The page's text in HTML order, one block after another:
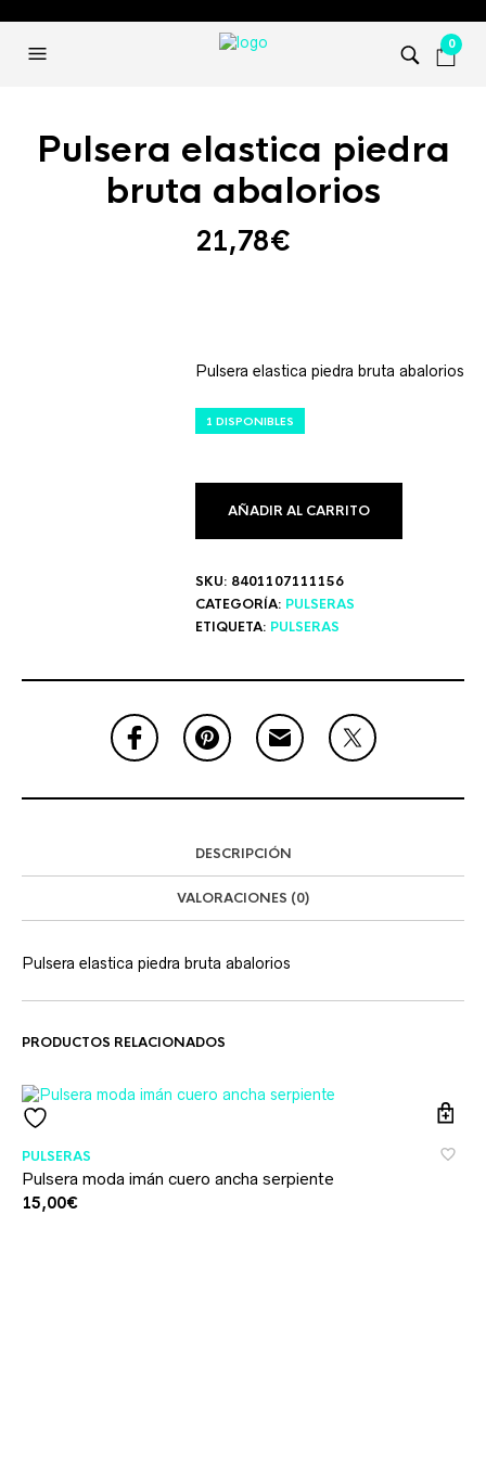
0
Pulsera elastica piedra
bruta abalorios
21,78€
Pulsera elastica piedra bruta abalorios
1 DISPONIBLES
AÑADIR AL CARRITO
SKU: 8401107111156
CATEGORÍA: PULSERAS
ETIQUETA: PULSERAS
DESCRIPCIÓN
VALORACIONES (0)
Pulsera elastica piedra bruta abalorios
PRODUCTOS RELACIONADOS
PULSERAS
Pulsera moda imán cuero ancha serpiente
15,00€